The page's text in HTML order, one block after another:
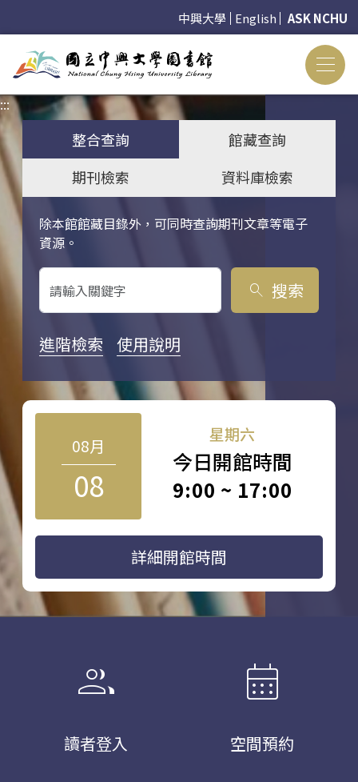
中興大學 English ASK NCHU
:::
整合查詢
館藏查詢
期刊檢索
資料庫檢索
除本館館藏目錄外，可同時查詢期刊文章等電子
資源。
關鍵字搜尋
search 搜索
進階檢索 使用說明
08月
08
星期六
今日開館時間
9:00 ~ 17:00
詳細開館時間
group
讀者登入
calendar_month
空間預約